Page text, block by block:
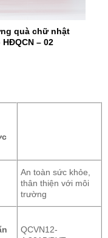
quà chữ nhật
HĐQCN – 02
An toàn sức khỏe,
thân thiện với môi
trường
QCVN12-